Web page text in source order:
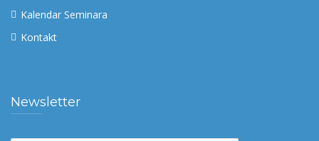
Kalendar Seminara
Kontakt
Newsletter